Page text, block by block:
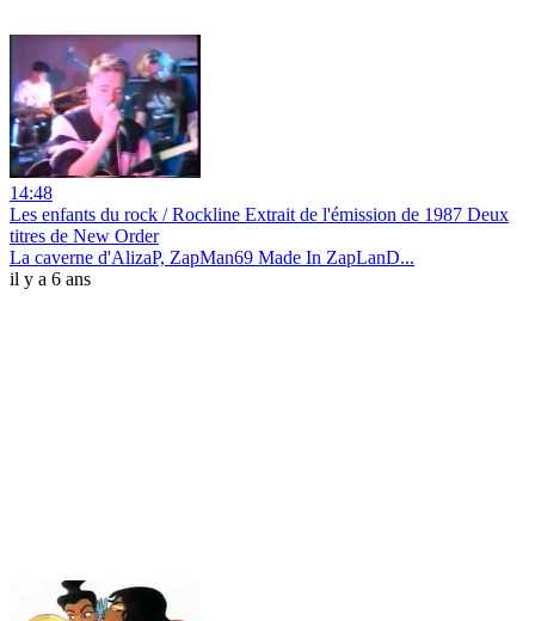
14:48
Les enfants du rock / Rockline Extrait de l'émission de 1987 Deux
titres de New Order
La caverne d'AlizaP, ZapMan69 Made In ZapLanD...
il y a 6 ans